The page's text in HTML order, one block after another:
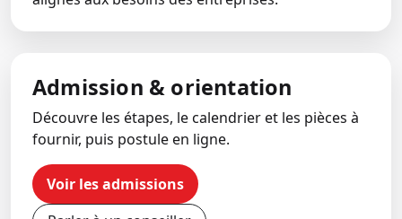
Admission & orientation
Découvre les étapes, le calendrier et les pièces à
fournir, puis postule en ligne.
Voir les admissions